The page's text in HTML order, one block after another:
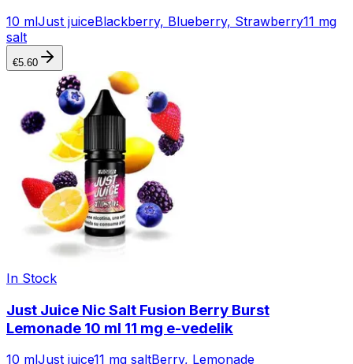
10 mlJust juiceBlackberry, Blueberry, Strawberry11 mg
salt
€5.60
In Stock
Just Juice Nic Salt Fusion Berry Burst
Lemonade 10 ml 11 mg e-vedelik
10 mlJust juice11 mg saltBerry, Lemonade